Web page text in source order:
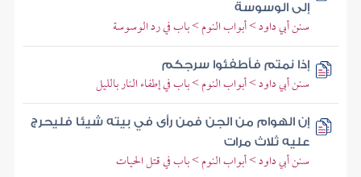
إلى الوسوسة
سنن أبي داود > أبواب النوم > باب في رد الوسوسة
إذا نمتم فأطفئوا سرجكم
سنن أبي داود > أبواب النوم > باب في إطفاء النار بالليل
إن الهوام من الجن فمن رأى في بيته شيئا فليحرج
عليه ثلاث مرات
سنن أبي داود > أبواب النوم > باب في قتل الحيات